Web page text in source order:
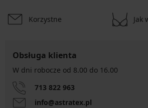
Korzystne Jak
Obsługa klienta
W dni robocze od 8.00 do 16.00
713 822 963
info@astratex.pl